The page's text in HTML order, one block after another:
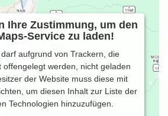
Ihre Zustimmung, um den
Service zu laden!
aufgrund von Trackern, die
offengelegt werden, nicht geladen
der Website muss diese mit
um diesen Inhalt zur Liste der
Technologien hinzuzufügen.